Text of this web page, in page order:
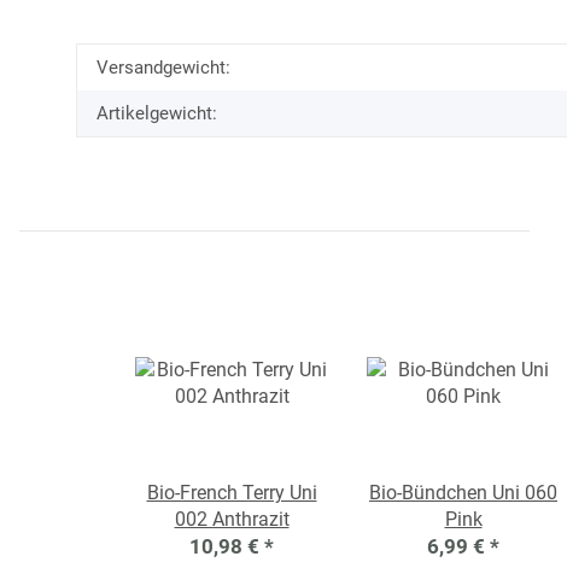
Versandgewicht:
Artikelgewicht:
Bio-French Terry Uni
002 Anthrazit
10,98 € *
Bio-Bündchen Uni 060
Pink
6,99 € *